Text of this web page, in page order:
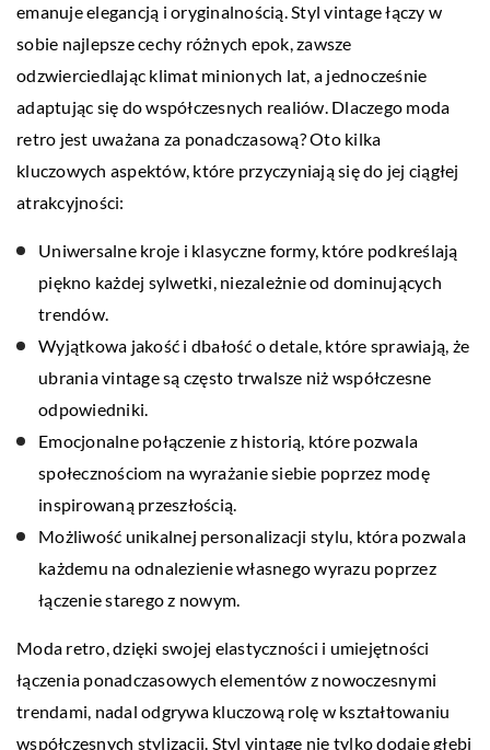
emanuje elegancją i oryginalnością. Styl vintage łączy w
sobie najlepsze cechy różnych epok, zawsze
odzwierciedlając klimat minionych lat, a jednocześnie
adaptując się do współczesnych realiów. Dlaczego moda
retro jest uważana za ponadczasową? Oto kilka
kluczowych aspektów, które przyczyniają się do jej ciągłej
atrakcyjności:
Uniwersalne kroje i klasyczne formy, które podkreślają
piękno każdej sylwetki, niezależnie od dominujących
trendów.
Wyjątkowa jakość i dbałość o detale, które sprawiają, że
ubrania vintage są często trwalsze niż współczesne
odpowiedniki.
Emocjonalne połączenie z historią, które pozwala
społecznościom na wyrażanie siebie poprzez modę
inspirowaną przeszłością.
Możliwość unikalnej personalizacji stylu, która pozwala
każdemu na odnalezienie własnego wyrazu poprzez
łączenie starego z nowym.
Moda retro, dzięki swojej elastyczności i umiejętności
łączenia ponadczasowych elementów z nowoczesnymi
trendami, nadal odgrywa kluczową rolę w kształtowaniu
współczesnych stylizacji. Styl vintage nie tylko dodaje głębi